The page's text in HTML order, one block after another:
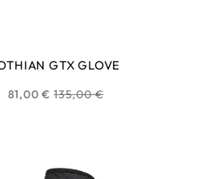
GTX GLOVE
81,00 € Prix
135,00 €